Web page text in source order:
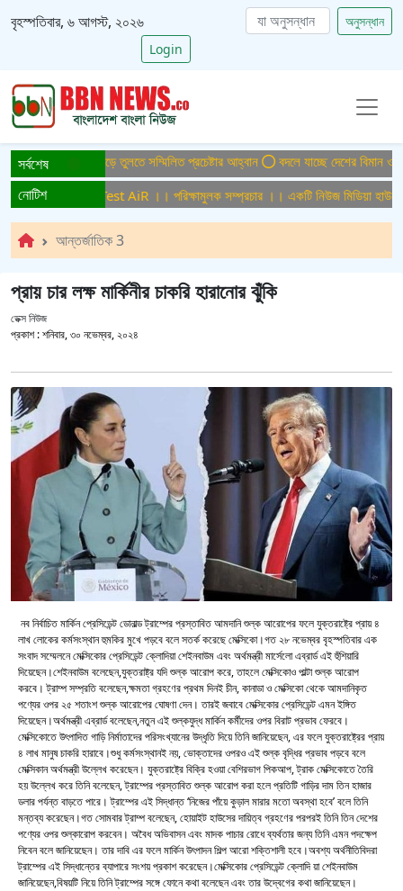
বৃহস্পতিবার, ৬ আগস্ট, ২০২৬
অনুসন্ধান
Login
সর্বশেষ
বাংলাদেশ গড়ে তুলতে সম্মিলিত প্রচেষ্টার আহ্বান বদলে যাচ্ছে দেশের বিমান ও
নোটিশ
সম্প্রচার ।। Test AiR ।। পরিক্ষামুলক সম্প্রচার ।। একটি নিউজ মিডিয়া হাউজের
আন্তর্জাতিক 3
প্রায় চার লক্ষ মার্কিনীর চাকরি হারানোর ঝুঁকি
ডেক্স নিউজ
প্রকাশ :শনিবার, ৩০ নভেম্বর, ২০২৪
নব নির্বাচিত মার্কিন প্রেসিডেন্ট ডোনাল্ড ট্রাম্পের প্রস্তাবিত আমদানি শুল্ক আরোপের ফলে যুক্তরাষ্ট্রে প্রায় ৪
লাখ লোকের কর্মসংস্থান হুমকির মুখে পড়বে বলে সতর্ক করেছে মেক্সিকো।গত ২৮ নভেম্বর বৃহস্পতিবার এক
সংবাদ সম্মেলনে মেক্সিকোর প্রেসিডেন্ট ক্লোদিয়া শেইনবাউম এবং অর্থমন্ত্রী মার্সেলো এব্রার্ড এই হুঁশিয়ারি
দিয়েছেন।শেইনবাউম বলেছেন,যুক্তরাষ্ট্র যদি শুল্ক আরোপ করে, তাহলে মেক্সিকোও পাল্টা শুল্ক আরোপ
করবে। ট্রাম্প সম্প্রতি বলেছেন,ক্ষমতা গ্রহণের প্রথম দিনই চীন, কানাডা ও মেক্সিকো থেকে আমদানিকৃত
পণ্যের ওপর ২৫ শতাংশ শুল্ক আরোপের ঘোষণা দেন। তারই জবাবে মেক্সিকোর প্রেসিডেন্ট এমন ইঙ্গিত
দিয়েছেন।অর্থমন্ত্রী এব্রার্ড বলেছেন,নতুন এই শুল্কযুদ্ধ মার্কিন কর্মীদের ওপর বিরাট প্রভাব ফেরবে।
মেক্সিকোতে উৎপাদিত গাড়ি নির্মাতাদের পরিসংখ্যানের উদ্ধৃতি দিয়ে তিনি জানিয়েছেন, এর ফলে যুক্তরাষ্ট্রের প্রায়
৪ লাখ মানুষ চাকরি হারাবে।শুধু কর্মসংস্থানই নয়, ভোক্তাদের ওপরও এই শুল্ক বৃদ্ধির প্রভাব পড়বে বলে
মেক্সিকান অর্থমন্ত্রী উল্লেখ করেছেন। যুক্তরাষ্ট্রে বিক্রি হওয়া বেশিরভাগ পিকআপ, ট্রাক মেক্সিকোতে তৈরি
হয় উল্লেখ করে তিনি বলেছেন, ট্রাম্পের প্রস্তাবিত শুল্ক আরোপ করা হলে প্রতিটি গাড়ির দাম তিন হাজার
ডলার পর্যন্ত বাড়তে পারে। ট্রাম্পের এই সিদ্ধান্ত ‘নিজের পাঁয়ে কুড়াল মারার মতো অবস্থা হবে’ বলে তিনি
মন্তব্য করেছেন।গত সোমবার ট্রাম্প বলেছেন, হোয়াইট হাউসের দায়িত্ব গ্রহণের পরপরই তিনি তিন দেশের
পণ্যের ওপর শুল্কারোপ করবেন। অবৈধ অভিবাসন এবং মাদক পাচার রোধে ব্যর্থতার জন্য তিনি এমন পদক্ষেপ
নিবেন বলে জানিয়েছেন। তার দাবি এর ফলে মার্কিন উৎপাদন শিল্প আরো শক্তিশালী হবে।অবশ্য অর্থনীতিবিদরা
ট্রাম্পের এই সিদ্ধান্তের ব্যাপারে সংশয় প্রকাশ করেছেন।মেক্সিকোর প্রেসিডেন্ট ক্লোদি য়া শেইনবাউম
জানিয়েছেন,বিষয়টি নিয়ে তিনি ট্রাম্পের সঙ্গে ফোনে কথা বলেছেন এবং তার উদ্বেগের কথা জানিয়েছেন।